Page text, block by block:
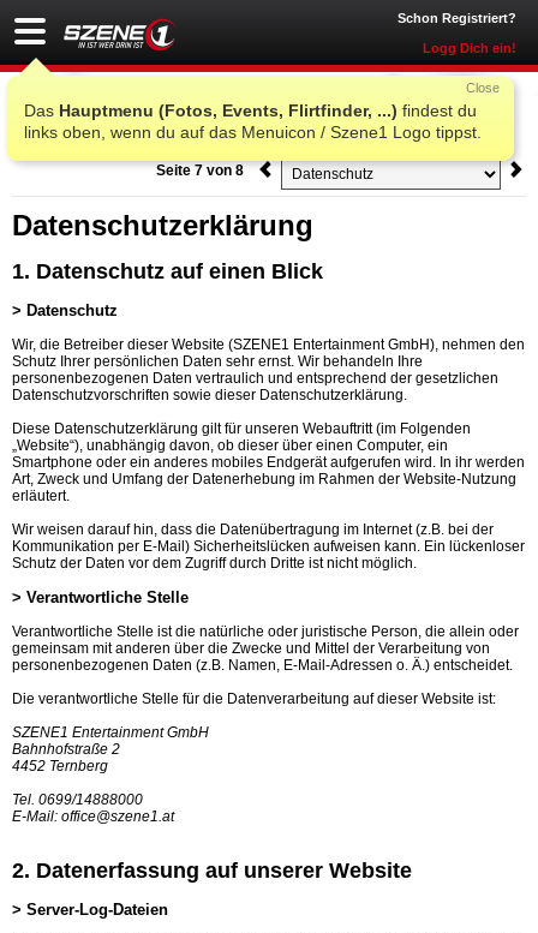
Schon Registriert?
Logg Dich ein!
Das Hauptmenu (Fotos, Events, Flirtfinder, ...) findest du
links oben, wenn du auf das Menuicon / Szene1 Logo tippst.
Close
AGB Szene1
Seite 7 von 8
Datenschutzerklärung
1. Datenschutz auf einen Blick
> Datenschutz
Wir, die Betreiber dieser Website (SZENE1 Entertainment GmbH), nehmen den
Schutz Ihrer persönlichen Daten sehr ernst. Wir behandeln Ihre
personenbezogenen Daten vertraulich und entsprechend der gesetzlichen
Datenschutzvorschriften sowie dieser Datenschutzerklärung.
Diese Datenschutzerklärung gilt für unseren Webauftritt (im Folgenden
„Website“), unabhängig davon, ob dieser über einen Computer, ein
Smartphone oder ein anderes mobiles Endgerät aufgerufen wird. In ihr werden
Art, Zweck und Umfang der Datenerhebung im Rahmen der Website-Nutzung
erläutert.
Wir weisen darauf hin, dass die Datenübertragung im Internet (z.B. bei der
Kommunikation per E-Mail) Sicherheitslücken aufweisen kann. Ein lückenloser
Schutz der Daten vor dem Zugriff durch Dritte ist nicht möglich.
> Verantwortliche Stelle
Verantwortliche Stelle ist die natürliche oder juristische Person, die allein oder
gemeinsam mit anderen über die Zwecke und Mittel der Verarbeitung von
personenbezogenen Daten (z.B. Namen, E-Mail-Adressen o. Ä.) entscheidet.
Die verantwortliche Stelle für die Datenverarbeitung auf dieser Website ist:
SZENE1 Entertainment GmbH
Bahnhofstraße 2
4452 Ternberg
Tel. 0699/14888000
E-Mail: office@szene1.at
2. Datenerfassung auf unserer Website
> Server-Log-Dateien